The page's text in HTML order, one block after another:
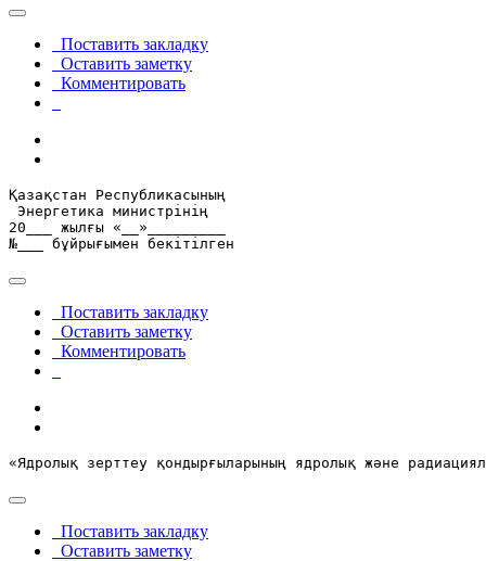
Поставить закладку
Оставить заметку
Комментировать
Қазақстан Республикасының
Энергетика министрінің
20___ жылғы «__»_________
№___ бұйрығымен бекітілген
Поставить закладку
Оставить заметку
Комментировать
«Ядролық зерттеу қондырғыларының ядролық және
Поставить закладку
Оставить заметку